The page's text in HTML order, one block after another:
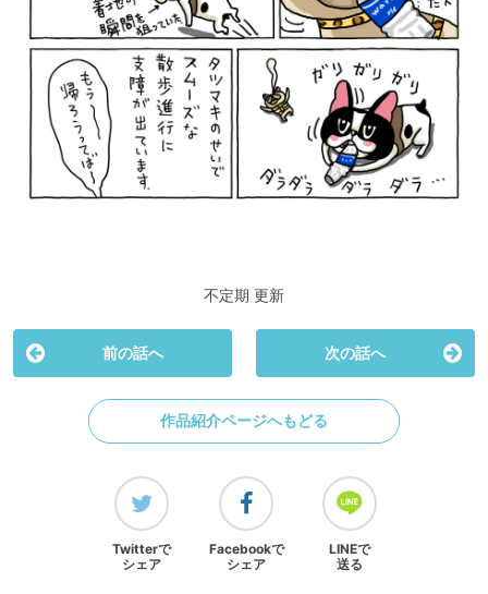
不定期 更新
前の話へ 次の話へ
作品紹介ページへもどる
Twitterで
シェア
Facebookで
シェア
LINEで
送る